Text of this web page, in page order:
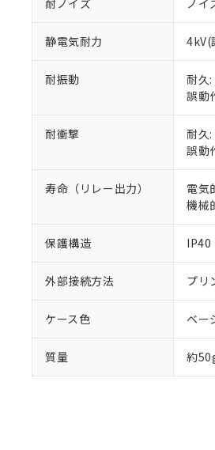
耐ノイズ ノイ
静電気耐力 4kV(
耐振動
耐久
誤動
耐衝撃 耐久
誤動
寿命（リレー出力）
電気
機械
保護構造 IP40
外部接続方法 プリ
ケース色 ベー
質量 約